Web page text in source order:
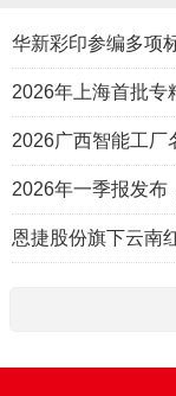
华新彩印参编多项
2026年上海首批专
2026广西智能工厂
2026年一季报发布
恩捷股份旗下云南